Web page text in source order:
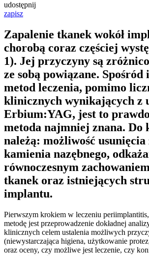
udostępnij
zapisz
Zapalenie tkanek wokół
chorobą coraz częściej
1). Jej przyczyny są
ze sobą powiązane.
metod leczenia, pomimo
klinicznych wynikających z
Erbium:YAG, jest to
metoda najmniej znana. Do
należą: możliwość
kamienia nazębnego,
równoczesnym
tkanek oraz istniejących
implantu.
Pierwszym krokiem w leczeniu
metodę jest przeprowadzenie dokładnej
klinicznych celem ustalenia możliwych
(niewystarczająca higiena, użytkowanie
oraz oceny, czy możliwe jest leczenie, czy